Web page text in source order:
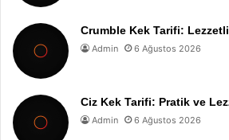
Crumble Kek Tarifi:
Admin 6 Ağustos 2026
Ciz Kek Tarifi: Pratik ve
Admin 6 Ağustos 2026